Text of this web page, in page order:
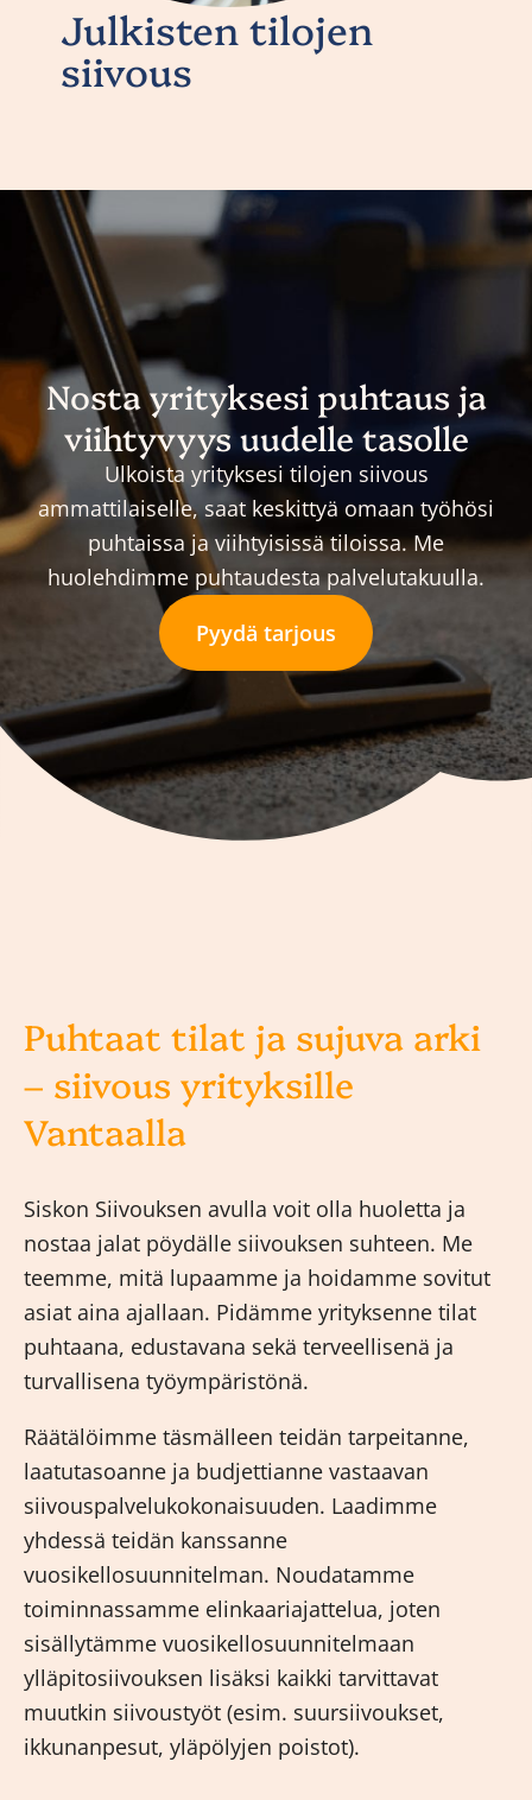
Julkisten tilojen
siivous
Nosta yrityksesi puhtaus ja
viihtyvyys uudelle tasolle
Ulkoista yrityksesi tilojen siivous
ammattilaiselle, saat keskittyä omaan työhösi
puhtaissa ja viihtyisissä tiloissa. Me
huolehdimme puhtaudesta palvelutakuulla.
Pyydä tarjous
Puhtaat tilat ja sujuva arki
– siivous yrityksille
Vantaalla
Siskon Siivouksen avulla voit olla huoletta ja
nostaa jalat pöydälle siivouksen suhteen. Me
teemme, mitä lupaamme ja hoidamme sovitut
asiat aina ajallaan. Pidämme yrityksenne tilat
puhtaana, edustavana sekä terveellisenä ja
turvallisena työympäristönä.
Räätälöimme täsmälleen teidän tarpeitanne,
laatutasoanne ja budjettianne vastaavan
siivouspalvelukokonaisuuden. Laadimme
yhdessä teidän kanssanne
vuosikellosuunnitelman. Noudatamme
toiminnassamme elinkaariajattelua, joten
sisällytämme vuosikellosuunnitelmaan
ylläpitosiivouksen lisäksi kaikki tarvittavat
muutkin siivoustyöt (esim. suursiivoukset,
ikkunanpesut, yläpölyjen poistot).